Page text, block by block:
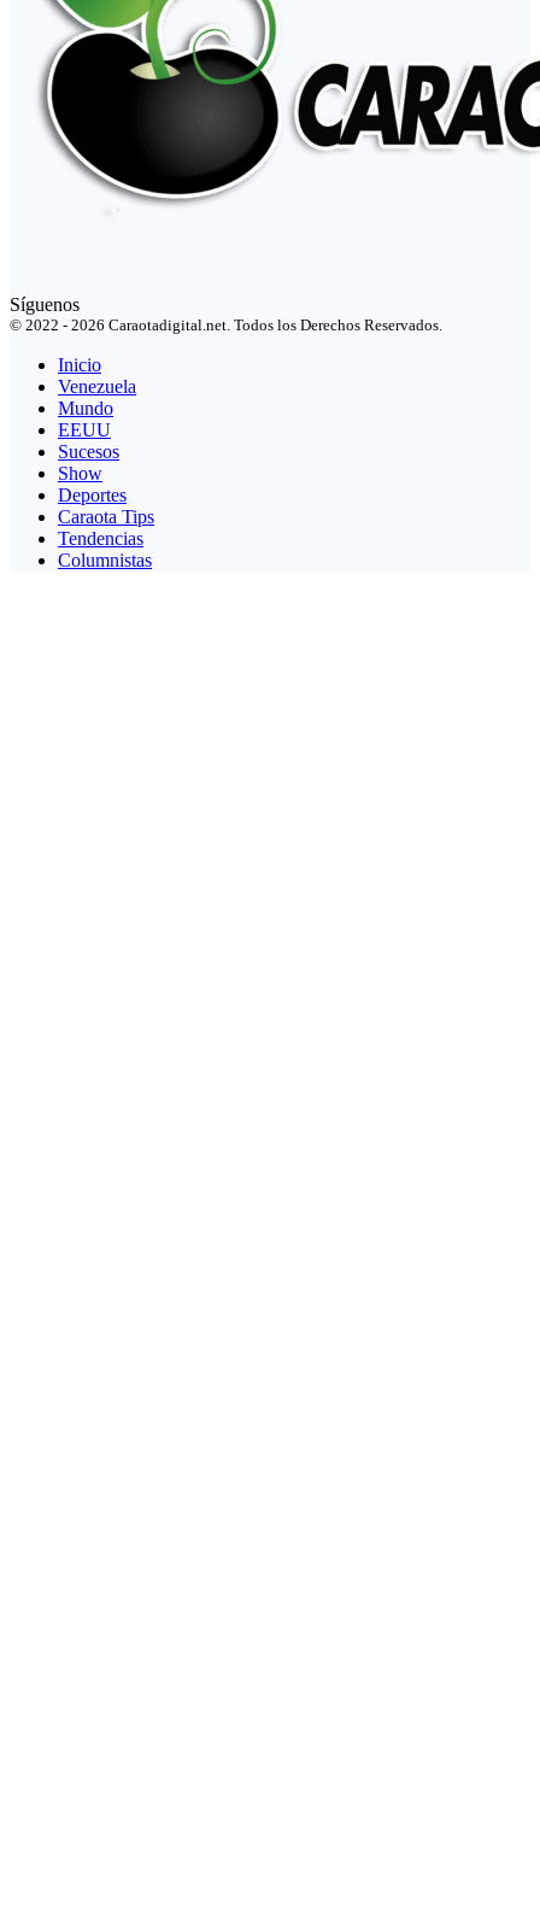
Síguenos
© 2022 - 2026 Caraotadigital.net. Todos los Derechos Reservados.
Inicio
Venezuela
Mundo
EEUU
Sucesos
Show
Deportes
Caraota Tips
Tendencias
Columnistas